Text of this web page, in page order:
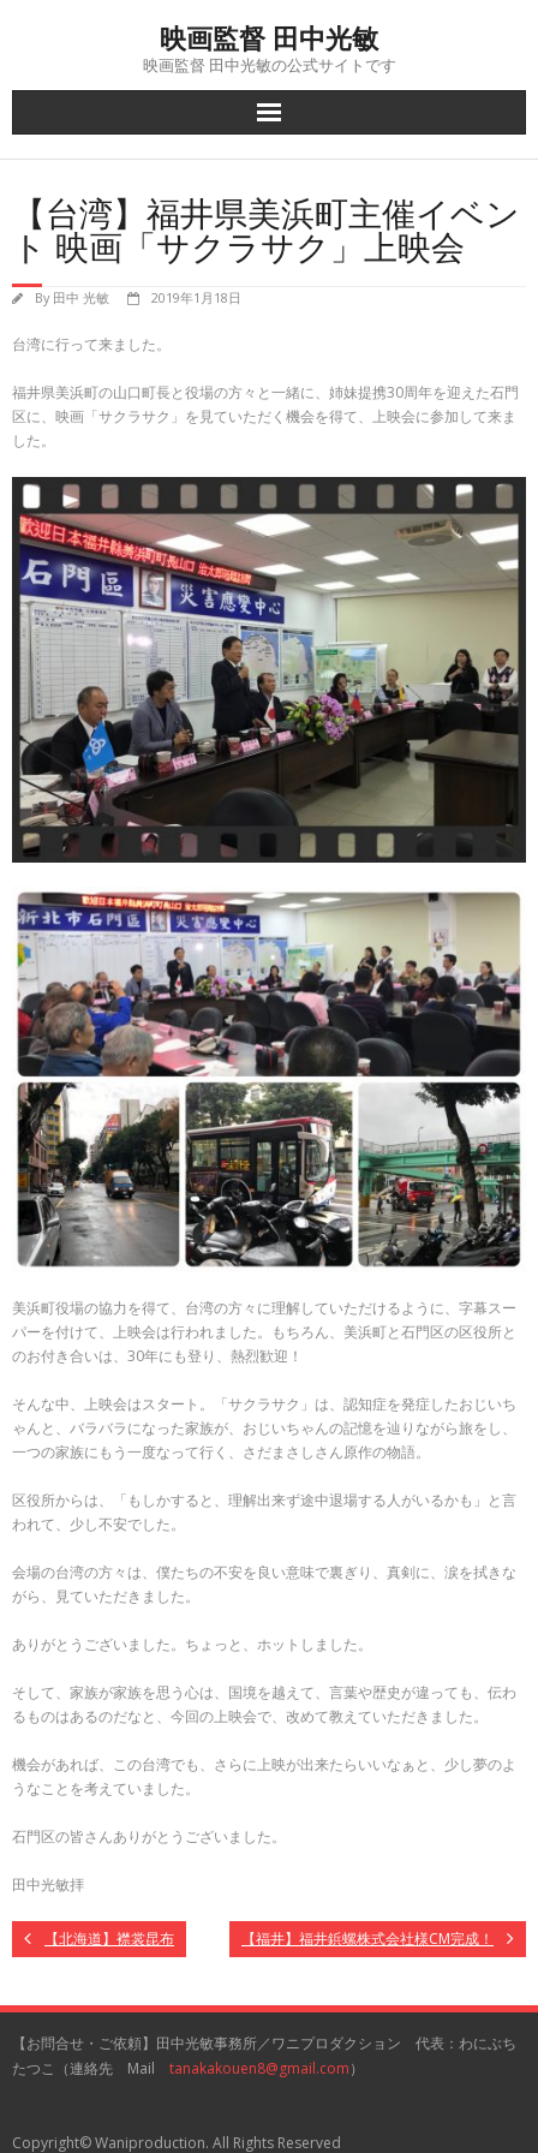
映画監督 田中光敏
映画監督 田中光敏の公式サイトです
【台湾】福井県美浜町主催イベン
ト 映画「サクラサク」上映会
By 田中 光敏 2019年1月18日
台湾に行って来ました。
福井県美浜町の山口町長と役場の方々と一緒に、姉妹提携30周年を迎えた石門
区に、映画「サクラサク」を見ていただく機会を得て、上映会に参加して来ま
した。
美浜町役場の協力を得て、台湾の方々に理解していただけるように、字幕スー
パーを付けて、上映会は行われました。もちろん、美浜町と石門区の区役所と
のお付き合いは、30年にも登り、熱烈歓迎！
そんな中、上映会はスタート。「サクラサク」は、認知症を発症したおじいち
ゃんと、バラバラになった家族が、おじいちゃんの記憶を辿りながら旅をし、
一つの家族にもう一度なって行く、さだまさしさん原作の物語。
区役所からは、「もしかすると、理解出来ず途中退場する人がいるかも」と言
われて、少し不安でした。
会場の台湾の方々は、僕たちの不安を良い意味で裏ぎり、真剣に、涙を拭きな
がら、見ていただきました。
ありがとうございました。ちょっと、ホットしました。
そして、家族が家族を思う心は、国境を越えて、言葉や歴史が違っても、伝わ
るものはあるのだなと、今回の上映会で、改めて教えていただきました。
機会があれば、この台湾でも、さらに上映が出来たらいいなぁと、少し夢のよ
うなことを考えていました。
石門区の皆さんありがとうございました。
田中光敏拝
【北海道】襟裳昆布 【福井】福井鋲螺株式会社様CM完成！
【お問合せ・ご依頼】田中光敏事務所／ワニプロダクション 代表：わにぶち
たつこ（連絡先 Mail tanakakouen8@gmail.com）
Copyright© Waniproduction. All Rights Reserved